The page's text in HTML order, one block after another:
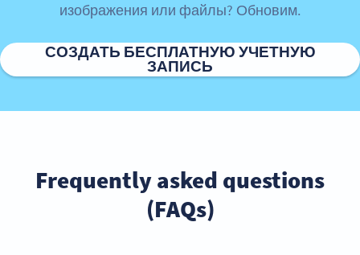
изображения или файлы? Обновим.
СОЗДАТЬ БЕСПЛАТНУЮ УЧЕТНУЮ
ЗАПИСЬ
Frequently asked questions
(FAQs)